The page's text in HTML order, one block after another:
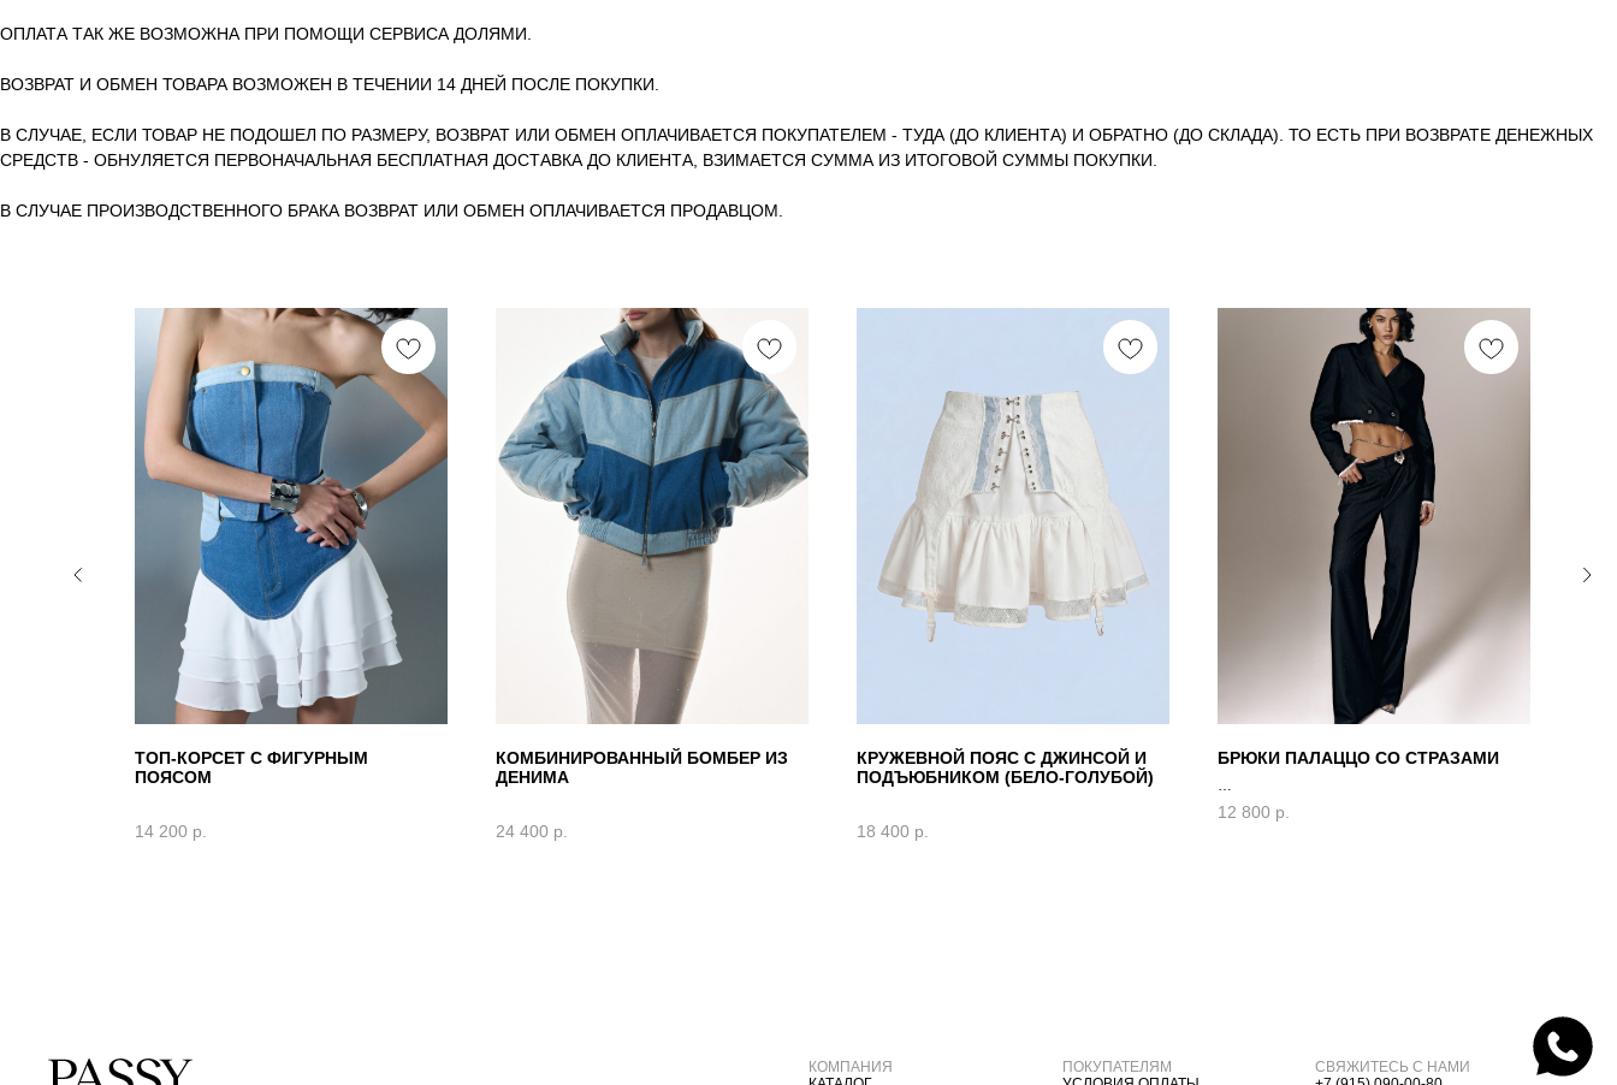
ОПЛАТА ТАК ЖЕ ВОЗМОЖНА ПРИ ПОМОЩИ СЕРВИСА ДОЛЯМИ.
ВОЗВРАТ И ОБМЕН ТОВАРА ВОЗМОЖЕН В ТЕЧЕНИИ 14 ДНЕЙ ПОСЛЕ ПОКУПКИ.
В СЛУЧАЕ, ЕСЛИ ТОВАР НЕ ПОДОШЕЛ ПО РАЗМЕРУ, ВОЗВРАТ ИЛИ ОБМЕН ОПЛАЧИВАЕТСЯ ПОКУПАТЕЛЕМ - ТУДА (ДО КЛИЕНТА) И ОБРАТНО (ДО СКЛАДА). ТО ЕСТЬ ПРИ ВОЗВРАТЕ ДЕНЕЖНЫХ
СРЕДСТВ - ОБНУЛЯЕТСЯ ПЕРВОНАЧАЛЬНАЯ БЕСПЛАТНАЯ ДОСТАВКА ДО КЛИЕНТА, ВЗИМАЕТСЯ СУММА ИЗ ИТОГОВОЙ СУММЫ ПОКУПКИ.
В СЛУЧАЕ ПРОИЗВОДСТВЕННОГО БРАКА ВОЗВРАТ ИЛИ ОБМЕН ОПЛАЧИВАЕТСЯ ПРОДАВЦОМ.
ТОП-КОРСЕТ С ФИГУРНЫМ
ПОЯСОМ
14 200 р.
КОМБИНИРОВАННЫЙ БОМБЕР ИЗ
ДЕНИМА
24 400 р.
КРУЖЕВНОЙ ПОЯС С ДЖИНСОЙ И
ПОДЪЮБНИКОМ (БЕЛО-ГОЛУБОЙ)
18 400 р.
БРЮКИ ПАЛАЦЦО СО СТРАЗАМИ
12 800 р.
КОМПАНИЯ
ПОКУПАТЕЛЯМ
СВЯЖИТЕСЬ С НАМИ